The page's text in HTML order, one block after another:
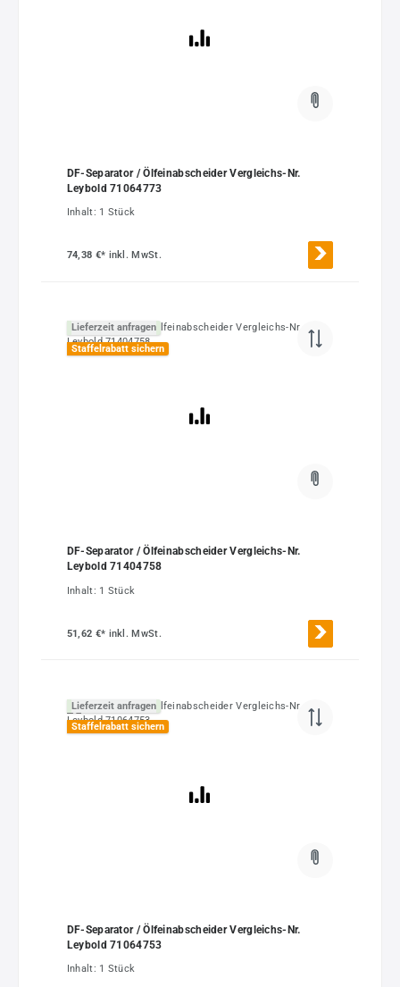
DF-Separator / Ölfeinabscheider Vergleichs-Nr.
Leybold 71064773
Inhalt: 1 Stück
74,38 €* inkl. MwSt.
Lieferzeit anfragen
Staffelrabatt sichern
DF-Separator / Ölfeinabscheider Vergleichs-Nr.
Leybold 71404758
Inhalt: 1 Stück
51,62 €* inkl. MwSt.
Lieferzeit anfragen
Staffelrabatt sichern
DF-Separator / Ölfeinabscheider Vergleichs-Nr.
Leybold 71064753
Inhalt: 1 Stück